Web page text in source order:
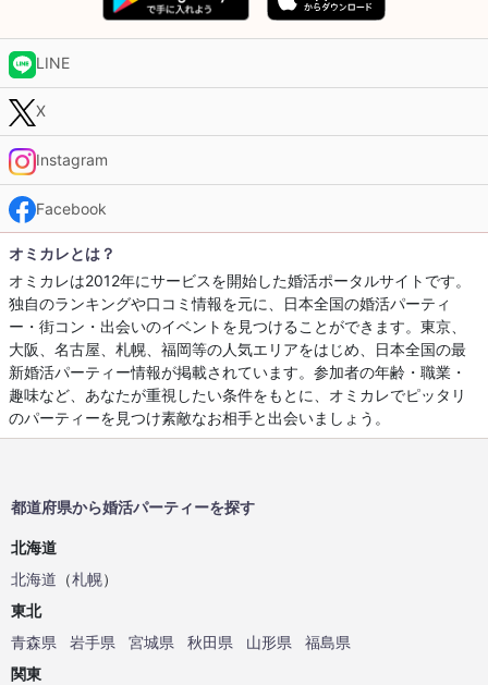
LINE
X
Instagram
Facebook
オミカレとは？
オミカレは2012年にサービスを開始した婚活ポータルサイトです。
独自のランキングや口コミ情報を元に、日本全国の婚活パーティ
ー・街コン・出会いのイベントを見つけることができます。東京、
大阪、名古屋、札幌、福岡等の人気エリアをはじめ、日本全国の最
新婚活パーティー情報が掲載されています。参加者の年齢・職業・
趣味など、あなたが重視したい条件をもとに、オミカレでピッタリ
のパーティーを見つけ素敵なお相手と出会いましょう。
都道府県から婚活パーティーを探す
北海道
北海道 （札幌）
東北
青森県
岩手県 宮城県 秋田県 山形県
福島県
関東